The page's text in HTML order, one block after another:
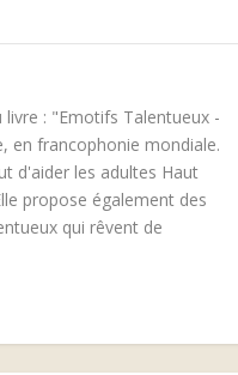
: "Emotifs Talentueux -
en francophonie mondiale.
d'aider les adultes Haut
propose également des
qui rêvent de